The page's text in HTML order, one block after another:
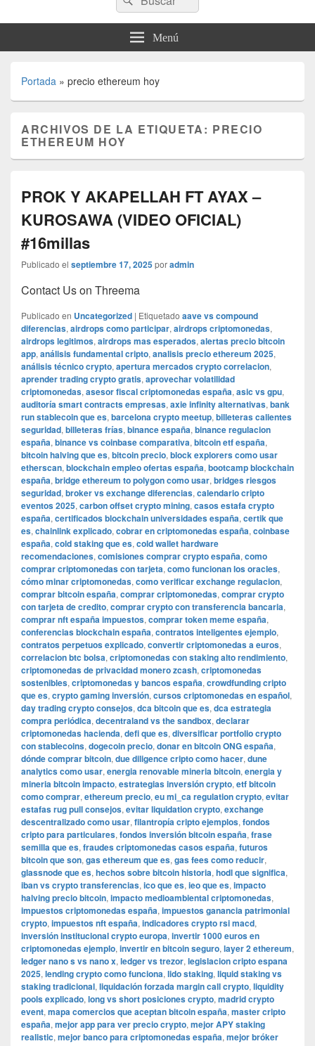
por:
Menú
Portada » precio ethereum hoy
ARCHIVOS DE LA ETIQUETA: PRECIO
ETHEREUM HOY
PROK Y AKAPELLAH FT AYAX –
KUROSAWA (VIDEO OFICIAL)
#16millas
Publicado el septiembre 17, 2025poradmin
Contact Us on Threema
Publicado en Uncategorized | Etiquetado aave vs compound
diferencias, airdrops como participar, airdrops criptomonedas,
airdrops legitimos, airdrops mas esperados, alertas precio bitcoin
app, análisis fundamental cripto, analisis precio ethereum 2025,
análisis técnico crypto, apertura mercados crypto correlacion,
aprender trading crypto gratis, aprovechar volatilidad
criptomonedas, asesor fiscal criptomonedas españa, asic vs gpu,
auditoría smart contracts empresas, axie infinity alternativas, bank
run stablecoin que es, barcelona crypto meetup, billeteras calientes
seguridad, billeteras frías, binance españa, binance regulacion
españa, binance vs coinbase comparativa, bitcoin etf españa,
bitcoin halving que es, bitcoin precio, block explorers como usar
etherscan, blockchain empleo ofertas españa, bootcamp blockchain
españa, bridge ethereum to polygon como usar, bridges riesgos
seguridad, broker vs exchange diferencias, calendario cripto
eventos 2025, carbon offset crypto mining, casos estafa crypto
españa, certificados blockchain universidades españa, certik que
es, chainlink explicado, cobrar en criptomonedas españa, coinbase
españa, cold staking que es, cold wallet hardware
recomendaciones, comisiones comprar crypto españa, como
comprar criptomonedas con tarjeta, como funcionan los oracles,
cómo minar criptomonedas, como verificar exchange regulacion,
comprar bitcoin españa, comprar criptomonedas, comprar crypto
con tarjeta de credito, comprar crypto con transferencia bancaria,
comprar nft españa impuestos, comprar token meme españa,
conferencias blockchain españa, contratos inteligentes ejemplo,
contratos perpetuos explicado, convertir criptomonedas a euros,
correlacion btc bolsa, criptomonedas con staking alto rendimiento,
criptomonedas de privacidad monero zcash, criptomonedas
sostenibles, criptomonedas y bancos españa, crowdfunding cripto
que es, crypto gaming inversión, cursos criptomonedas en español,
day trading crypto consejos, dca bitcoin que es, dca estrategia
compra periódica, decentraland vs the sandbox, declarar
criptomonedas hacienda, defi que es, diversificar portfolio crypto
con stablecoins, dogecoin precio, donar en bitcoin ONG españa,
dónde comprar bitcoin, due diligence cripto como hacer, dune
analytics como usar, energia renovable mineria bitcoin, energia y
mineria bitcoin impacto, estrategias inversión crypto, etf bitcoin
como comprar, ethereum precio, eu mi_ca regulation crypto, evitar
estafas rug pull consejos, evitar liquidation crypto, exchange
descentralizado como usar, filantropía cripto ejemplos, fondos
cripto para particulares, fondos inversión bitcoin españa, frase
semilla que es, fraudes criptomonedas casos españa, futuros
bitcoin que son, gas ethereum que es, gas fees como reducir,
glassnode que es, hechos sobre bitcoin historia, hodl que significa,
iban vs crypto transferencias, ico que es, ieo que es, impacto
halving precio bitcoin, impacto medioambiental criptomonedas,
impuestos criptomonedas españa, impuestos ganancia patrimonial
crypto, impuestos nft españa, indicadores crypto rsi macd,
inversión institucional crypto europa, invertir 1000 euros en
criptomonedas ejemplo, invertir en bitcoin seguro, layer 2 ethereum,
ledger nano s vs nano x, ledger vs trezor, legislacion cripto espana
2025, lending crypto como funciona, lido staking, liquid staking vs
staking tradicional, liquidación forzada margin call crypto, liquidity
pools explicado, long vs short posiciones crypto, madrid crypto
event, mapa comercios que aceptan bitcoin españa, master cripto
españa, mejor app para ver precio crypto, mejor APY staking
realistic, mejor banco para criptomonedas españa, mejor bróker